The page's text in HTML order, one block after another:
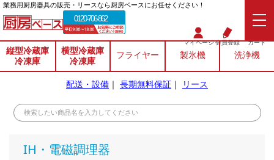
業務⽤厨房器具の販売・リースなら厨房ベースにお任せください！
0120-706-862
マイページ会員登録 カート
縦型冷蔵庫
冷凍庫
横型冷蔵庫
冷凍庫
フライヤー 製氷機 洗浄機
配送・設備 ｜ 長期無料保証 ｜ リース
IH・電磁調理器